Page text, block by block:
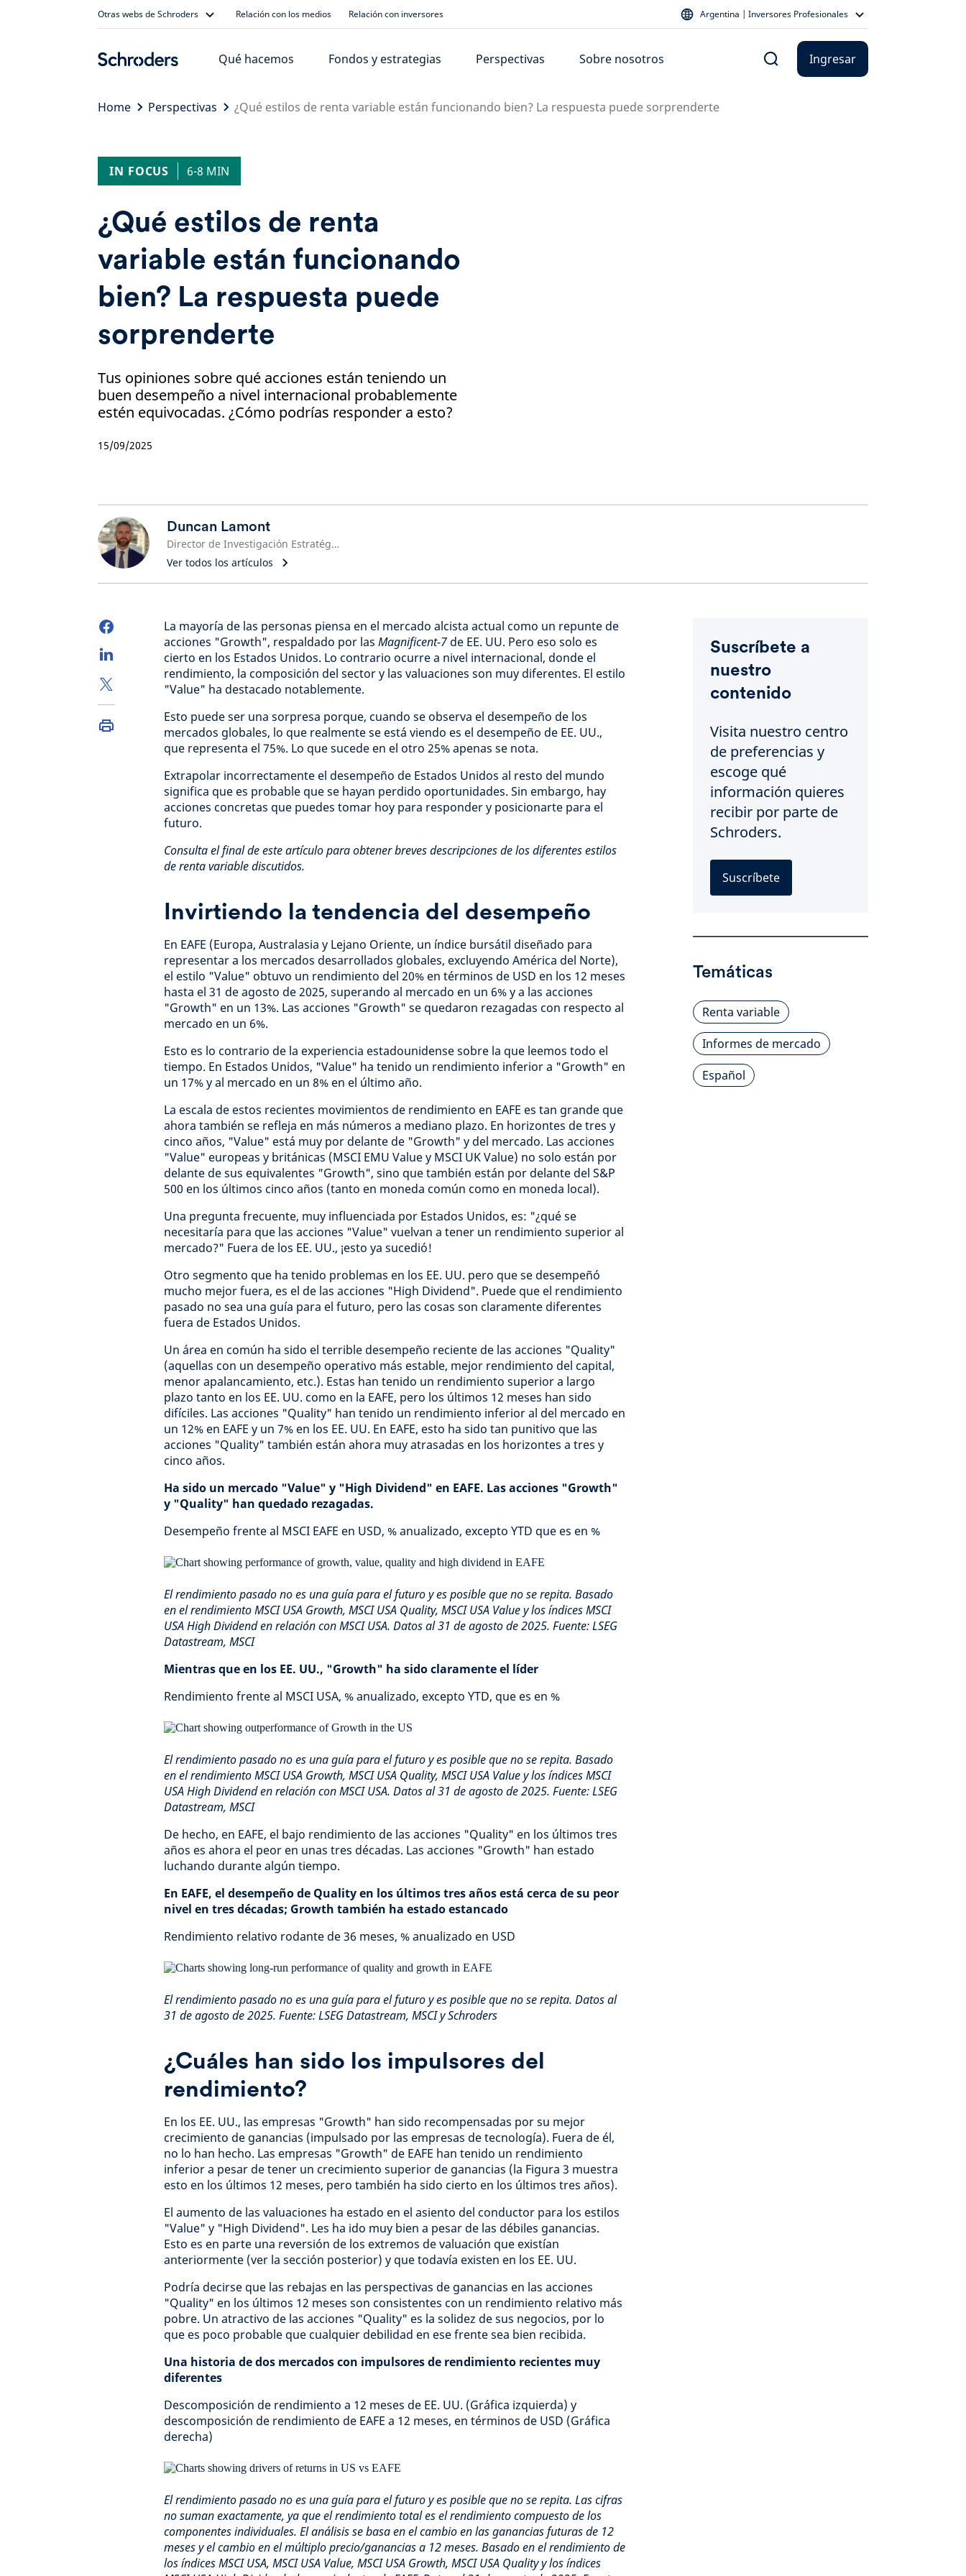
Otras webs de Schroders Relación con los medios Relación con inversores Argentina | Inversores Profesionales
Qué hacemos Fondos y estrategias Perspectivas Sobre nosotros Ingresar
Home Perspectivas ¿Qué estilos de renta variable están funcionando bien? La respuesta puede sorprenderte
IN FOCUS 6-8 MIN
¿Qué estilos de renta
variable están funcionando
bien? La respuesta puede
sorprenderte
Tus opiniones sobre qué acciones están teniendo un
buen desempeño a nivel internacional probablemente
estén equivocadas. ¿Cómo podrías responder a esto?
15/09/2025
Duncan Lamont
Director de Investigación Estratégica, Schroders
Ver todos los artículos
La mayoría de las personas piensa en el mercado alcista actual como un repunte de
acciones "Growth", respaldado por las Magnificent-7 de EE. UU. Pero eso solo es
cierto en los Estados Unidos. Lo contrario ocurre a nivel internacional, donde el
rendimiento, la composición del sector y las valuaciones son muy diferentes. El estilo
"Value" ha destacado notablemente.
Esto puede ser una sorpresa porque, cuando se observa el desempeño de los
mercados globales, lo que realmente se está viendo es el desempeño de EE. UU.,
que representa el 75%. Lo que sucede en el otro 25% apenas se nota.
Extrapolar incorrectamente el desempeño de Estados Unidos al resto del mundo
significa que es probable que se hayan perdido oportunidades. Sin embargo, hay
acciones concretas que puedes tomar hoy para responder y posicionarte para el
futuro.
Consulta el final de este artículo para obtener breves descripciones de los diferentes estilos
de renta variable discutidos.
Invirtiendo la tendencia del desempeño
En EAFE (Europa, Australasia y Lejano Oriente, un índice bursátil diseñado para
representar a los mercados desarrollados globales, excluyendo América del Norte),
el estilo "Value" obtuvo un rendimiento del 20% en términos de USD en los 12 meses
hasta el 31 de agosto de 2025, superando al mercado en un 6% y a las acciones
"Growth" en un 13%. Las acciones "Growth" se quedaron rezagadas con respecto al
mercado en un 6%.
Esto es lo contrario de la experiencia estadounidense sobre la que leemos todo el
tiempo. En Estados Unidos, "Value" ha tenido un rendimiento inferior a "Growth" en
un 17% y al mercado en un 8% en el último año.
La escala de estos recientes movimientos de rendimiento en EAFE es tan grande que
ahora también se refleja en más números a mediano plazo. En horizontes de tres y
cinco años, "Value" está muy por delante de "Growth" y del mercado. Las acciones
"Value" europeas y británicas (MSCI EMU Value y MSCI UK Value) no solo están por
delante de sus equivalentes "Growth", sino que también están por delante del S&P
500 en los últimos cinco años (tanto en moneda común como en moneda local).
Una pregunta frecuente, muy influenciada por Estados Unidos, es: "¿qué se
necesitaría para que las acciones "Value" vuelvan a tener un rendimiento superior al
mercado?" Fuera de los EE. UU., ¡esto ya sucedió!
Otro segmento que ha tenido problemas en los EE. UU. pero que se desempeñó
mucho mejor fuera, es el de las acciones "High Dividend". Puede que el rendimiento
pasado no sea una guía para el futuro, pero las cosas son claramente diferentes
fuera de Estados Unidos.
Un área en común ha sido el terrible desempeño reciente de las acciones "Quality"
(aquellas con un desempeño operativo más estable, mejor rendimiento del capital,
menor apalancamiento, etc.). Estas han tenido un rendimiento superior a largo
plazo tanto en los EE. UU. como en la EAFE, pero los últimos 12 meses han sido
difíciles. Las acciones "Quality" han tenido un rendimiento inferior al del mercado en
un 12% en EAFE y un 7% en los EE. UU. En EAFE, esto ha sido tan punitivo que las
acciones "Quality" también están ahora muy atrasadas en los horizontes a tres y
cinco años.
Ha sido un mercado "Value" y "High Dividend" en EAFE. Las acciones "Growth"
y "Quality" han quedado rezagadas.
Desempeño frente al MSCI EAFE en USD, % anualizado, excepto YTD que es en %
El rendimiento pasado no es una guía para el futuro y es posible que no se repita. Basado
en el rendimiento MSCI USA Growth, MSCI USA Quality, MSCI USA Value y los índices MSCI
USA High Dividend en relación con MSCI USA. Datos al 31 de agosto de 2025. Fuente: LSEG
Datastream, MSCI
Mientras que en los EE. UU., "Growth" ha sido claramente el líder
Rendimiento frente al MSCI USA, % anualizado, excepto YTD, que es en %
El rendimiento pasado no es una guía para el futuro y es posible que no se repita. Basado
en el rendimiento MSCI USA Growth, MSCI USA Quality, MSCI USA Value y los índices MSCI
USA High Dividend en relación con MSCI USA. Datos al 31 de agosto de 2025. Fuente: LSEG
Datastream, MSCI
De hecho, en EAFE, el bajo rendimiento de las acciones "Quality" en los últimos tres
años es ahora el peor en unas tres décadas. Las acciones "Growth" han estado
luchando durante algún tiempo.
En EAFE, el desempeño de Quality en los últimos tres años está cerca de su peor
nivel en tres décadas; Growth también ha estado estancado
Rendimiento relativo rodante de 36 meses, % anualizado en USD
El rendimiento pasado no es una guía para el futuro y es posible que no se repita. Datos al
31 de agosto de 2025. Fuente: LSEG Datastream, MSCI y Schroders
¿Cuáles han sido los impulsores del
rendimiento?
En los EE. UU., las empresas "Growth" han sido recompensadas por su mejor
crecimiento de ganancias (impulsado por las empresas de tecnología). Fuera de él,
no lo han hecho. Las empresas "Growth" de EAFE han tenido un rendimiento
inferior a pesar de tener un crecimiento superior de ganancias (la Figura 3 muestra
esto en los últimos 12 meses, pero también ha sido cierto en los últimos tres años).
El aumento de las valuaciones ha estado en el asiento del conductor para los estilos
"Value" y "High Dividend". Les ha ido muy bien a pesar de las débiles ganancias.
Esto es en parte una reversión de los extremos de valuación que existían
anteriormente (ver la sección posterior) y que todavía existen en los EE. UU.
Podría decirse que las rebajas en las perspectivas de ganancias en las acciones
"Quality" en los últimos 12 meses son consistentes con un rendimiento relativo más
pobre. Un atractivo de las acciones "Quality" es la solidez de sus negocios, por lo
que es poco probable que cualquier debilidad en ese frente sea bien recibida.
Una historia de dos mercados con impulsores de rendimiento recientes muy
diferentes
Descomposición de rendimiento a 12 meses de EE. UU. (Gráfica izquierda) y
descomposición de rendimiento de EAFE a 12 meses, en términos de USD (Gráfica
derecha)
El rendimiento pasado no es una guía para el futuro y es posible que no se repita. Las cifras
no suman exactamente, ya que el rendimiento total es el rendimiento compuesto de los
componentes individuales. El análisis se basa en el cambio en las ganancias futuras de 12
meses y el cambio en el múltiplo precio/ganancias a 12 meses. Basado en el rendimiento de
los índices MSCI USA, MSCI USA Value, MSCI USA Growth, MSCI USA Quality y los índices
Suscríbete a
nuestro
contenido
Visita nuestro centro
de preferencias y
escoge qué
información quieres
recibir por parte de
Schroders.
Suscríbete
Temáticas
Renta variable
Informes de mercado
Español